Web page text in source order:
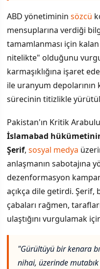
ABD yönetiminin sözcü
mensuplarına verdiği
tamamlanması için
nitelikte" olduğunu
karmaşıklığına işaret
ile uranyum depolarının
sürecinin titizlikle
Pakistan'ın Kritik
İslamabad hükümetinin
Şerif, sosyal medya
anlaşmanın sabotajına
dezenformasyon
açıkça dile getirdi. Şerif,
çabaları rağmen,
ulaştığını vurgulamak
"Gürültüyü bir kenara
nihai, üzerinde mutabık